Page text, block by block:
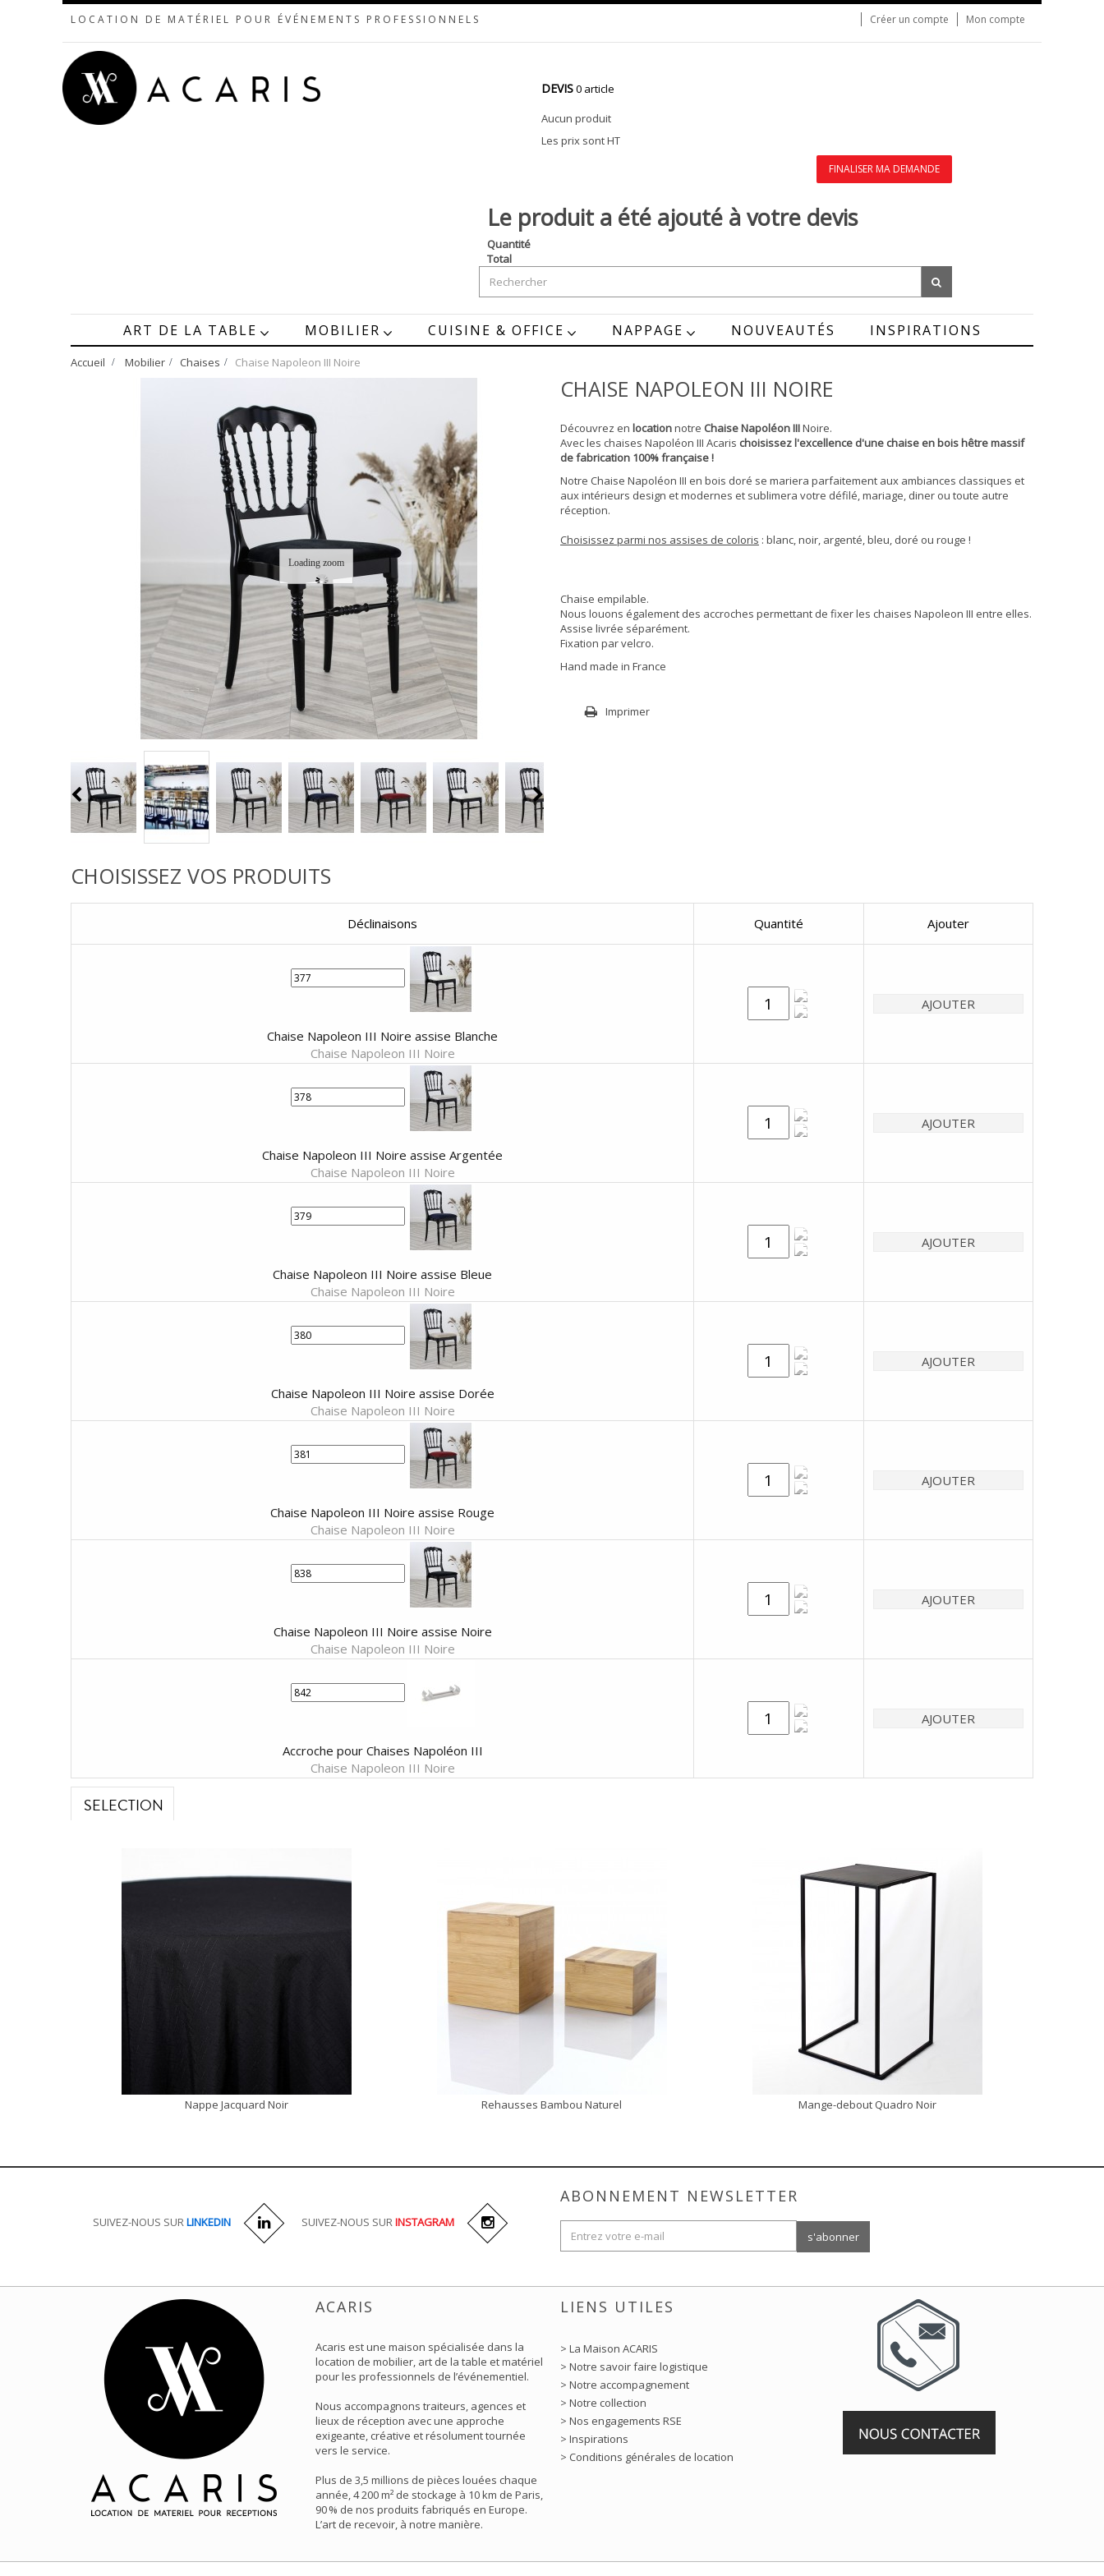
LOCATION DE MATÉRIEL POUR ÉVÉNEMENTS PROFESSIONNELS Créer un compte Mon compte
DEVIS0 article
Aucun produit
Les prix sont HT
FINALISER MA DEMANDE
Le produit a été ajouté à votre devis
Quantité
Total
ART DE LA TABLE MOBILIER CUISINE & OFFICE NAPPAGE NOUVEAUTÉS INSPIRATIONS
Accueil > Mobilier > Chaises > Chaise Napoleon III Noire
CHAISE NAPOLEON III NOIRE
Découvrez en locationnotre Chaise Napoléon IIINoire.
Avec les chaises Napoléon III Acaris choisissez l'excellence d'une chaise en bois hêtre massif
de fabrication 100% française !
Notre Chaise Napoléon III en bois doré se mariera parfaitement aux ambiances classiques et
aux intérieurs design et modernes et sublimera votre défilé, mariage, diner ou toute autre
réception.
Choisissez parmi nos assises de coloris : blanc, noir, argenté, bleu, doré ou rouge !
Chaise empilable.
Nous louons également des accroches permettant de fixer les chaises Napoleon III entre elles.
Assise livrée séparément.
Fixation par velcro.
Hand made in France
Imprimer
CHOISISSEZ VOS PRODUITS
Déclinaisons Quantité Ajouter
Chaise Napoleon III Noire assise Blanche
Chaise Napoleon III Noire
Chaise Napoleon III Noire assise Argentée
Chaise Napoleon III Noire
Chaise Napoleon III Noire assise Bleue
Chaise Napoleon III Noire
Chaise Napoleon III Noire assise Dorée
Chaise Napoleon III Noire
Chaise Napoleon III Noire assise Rouge
Chaise Napoleon III Noire
Chaise Napoleon III Noire assise Noire
Chaise Napoleon III Noire
Accroche pour Chaises Napoléon III
Chaise Napoleon III Noire
SELECTION
Nappe Jacquard Noir Rehausses Bambou Naturel Mange-debout Quadro Noir
SUIVEZ-NOUS SURLINKEDIN SUIVEZ-NOUS SURINSTAGRAM
ABONNEMENT NEWSLETTER
ACARIS
Acaris est une maison spécialisée dans la
location de mobilier, art de la table et matériel
pour les professionnels de l’événementiel.
Nous accompagnons traiteurs, agences et
lieux de réception avec une approche
exigeante, créative et résolument tournée
vers le service.
Plus de 3,5 millions de pièces louées chaque
année, 4 200 m² de stockage à 10 km de Paris,
90 % de nos produits fabriqués en Europe.
L’art de recevoir, à notre manière.
LIENS UTILES
> La Maison ACARIS
> Notre savoir faire logistique
> Notre accompagnement
> Notre collection
> Nos engagements RSE
> Inspirations
> Conditions générales de location